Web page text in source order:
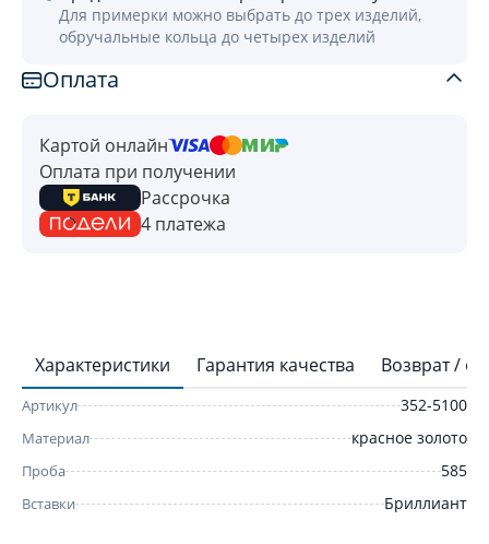
Для примерки можно выбрать до трех изделий,
обручальные кольца до четырех изделий
Оплата
Картой онлайн
Оплата при получении
Рассрочка
4 платежа
Характеристики Гарантия качества Возврат /
Артикул 352-5100
Материал красное золото
Проба 585
Вставки Бриллиант